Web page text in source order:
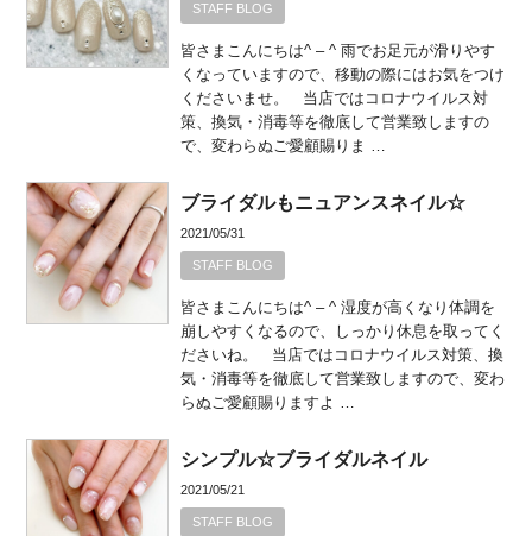
STAFF BLOG
皆さまこんにちは^ – ^ 雨でお足元が滑りやす
くなっていますので、移動の際にはお気をつけ
くださいませ。 当店ではコロナウイルス対
策、換気・消毒等を徹底して営業致しますの
で、変わらぬご愛顧賜りま …
ブライダルもニュアンスネイル☆
2021/05/31
STAFF BLOG
皆さまこんにちは^ – ^ 湿度が高くなり体調を
崩しやすくなるので、しっかり休息を取ってく
ださいね。 当店ではコロナウイルス対策、換
気・消毒等を徹底して営業致しますので、変わ
らぬご愛顧賜りますよ …
シンプル☆ブライダルネイル
2021/05/21
STAFF BLOG